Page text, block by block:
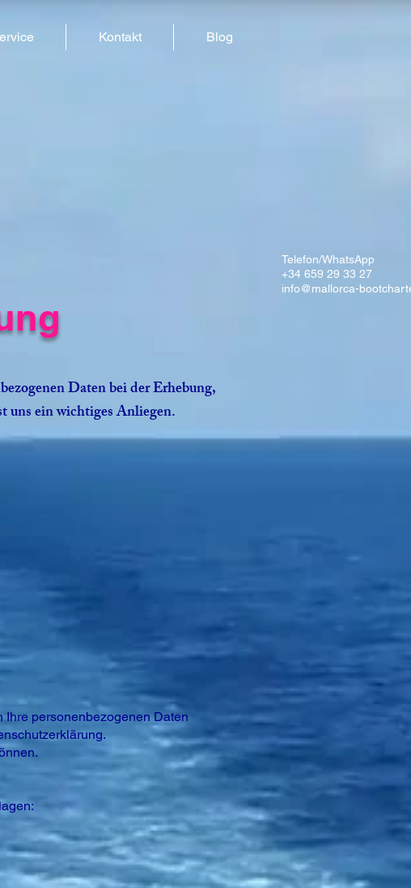
Kontakt Blog
Daten bei der Erhebung,
uns ein wichtiges Anliegen.
personenbezogenen Daten
Telefon/WhatsApp
+34 659 29 33 27
info@mallorca-